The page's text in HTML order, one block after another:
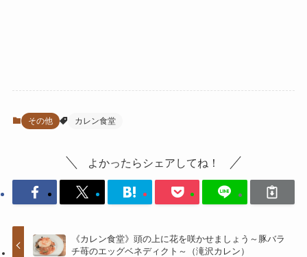
その他 カレン食堂
よかったらシェアしてね！
《カレン食堂》頭の上に花を咲かせましょう～豚バラ
チ苺のエッグベネディクト～（滝沢カレン）